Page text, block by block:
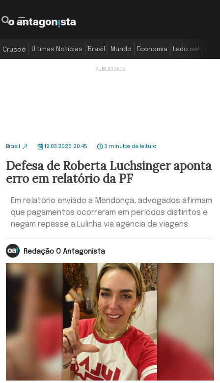
Crusoé Últimas Notícias Brasil Mundo Economia Lado oa!
Brasil 19.03.2026 20:45 3 minutos de leitura
Defesa de Roberta Luchsinger aponta
erro em relatório da PF
Em relatório enviado a Mendonça, advogados afirmam
que pagamentos ocorreram em períodos distintos e
negam repasse a Lulinha via agência de viagens
Redação O Antagonista